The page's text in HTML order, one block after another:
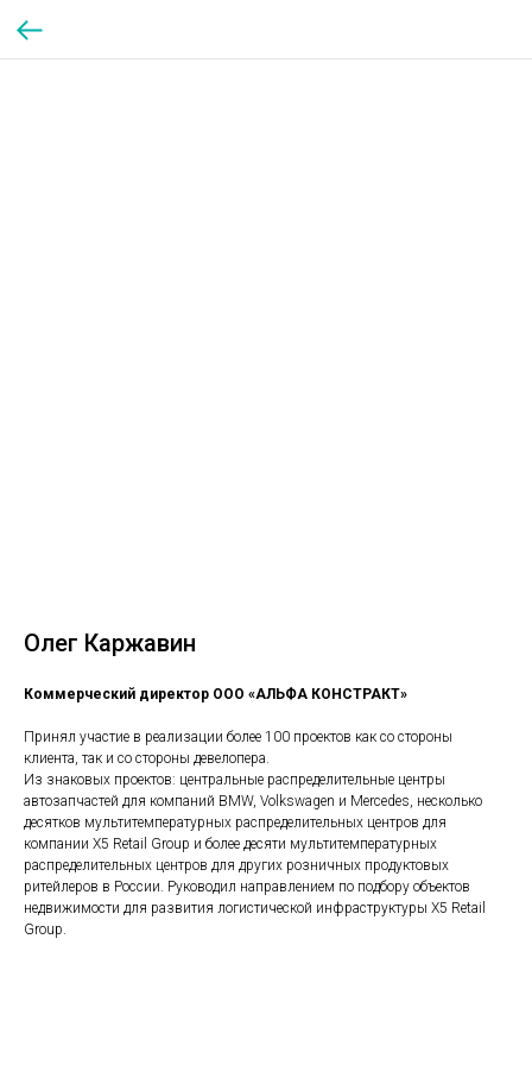
Олег Каржавин
Коммерческий директор ООО «АЛЬФА КОНСТРАКТ»
Принял участие в реализации более 100 проектов как со стороны
клиента, так и со стороны девелопера.
Из знаковых проектов: центральные распределительные центры
автозапчастей для компаний BMW, Volkswagen и Mercedes, несколько
десятков мультитемпературных распределительных центров для
компании X5 Retail Group и более десяти мультитемпературных
распределительных центров для других розничных продуктовых
ритейлеров в России. Руководил направлением по подбору объектов
недвижимости для развития логистической инфраструктуры X5 Retail
Group.